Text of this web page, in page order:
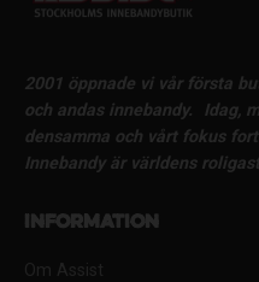
2001 öppnade vi vår första
och andas innebandy.
Idag,
densamma och vårt fokus
Innebandy är världens
Information
Om Assist